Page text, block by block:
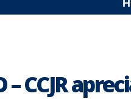
– CCJR